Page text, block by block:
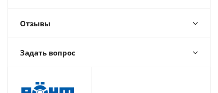
Отзывы
Задать вопрос